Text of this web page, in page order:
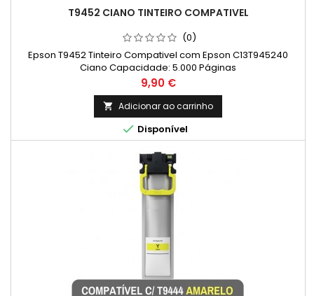
T9452 CIANO TINTEIRO COMPATIVEL
(0)
Epson T9452 Tinteiro Compativel com Epson C13T945240
Ciano Capacidade: 5.000 Páginas
Preço
9,90 €
 Adicionar ao carrinho
 Disponível